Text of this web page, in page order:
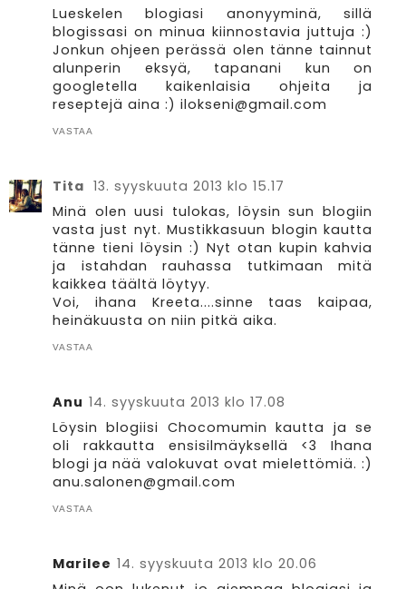
Lueskelen blogiasi anonyyminä, sillä
blogissasi on minua kiinnostavia juttuja :)
Jonkun ohjeen perässä olen tänne tainnut
alunperin eksyä, tapanani kun on
googletella kaikenlaisia ohjeita ja
reseptejä aina :) ilokseni@gmail.com
VASTAA
Tita 13. syyskuuta 2013 klo 15.17
Minä olen uusi tulokas, löysin sun blogiin
vasta just nyt. Mustikkasuun blogin kautta
tänne tieni löysin :) Nyt otan kupin kahvia
ja istahdan rauhassa tutkimaan mitä
kaikkea täältä löytyy.
Voi, ihana Kreeta....sinne taas kaipaa,
heinäkuusta on niin pitkä aika.
VASTAA
Anu 14. syyskuuta 2013 klo 17.08
Löysin blogiisi Chocomumin kautta ja se
oli rakkautta ensisilmäyksellä <3 Ihana
blogi ja nää valokuvat ovat mielettömiä. :)
anu.salonen@gmail.com
VASTAA
Marilee 14. syyskuuta 2013 klo 20.06